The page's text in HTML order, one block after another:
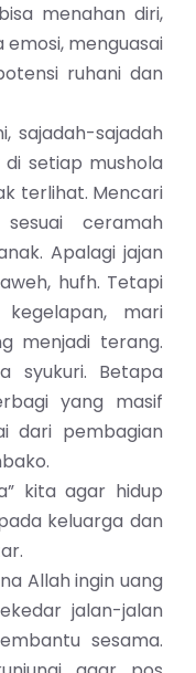
menahan diri,
menguasai
ruhani dan
sajadah-sajadah
setiap mushola
terlihat. Mencari
ceramah
Apalagi jajan
hufh. Tetapi
mari
menjadi terang.
syukuri. Betapa
yang masif
dari pembagian
kita agar hidup
keluarga dan
Allah ingin uang
jalan-jalan
sesama.